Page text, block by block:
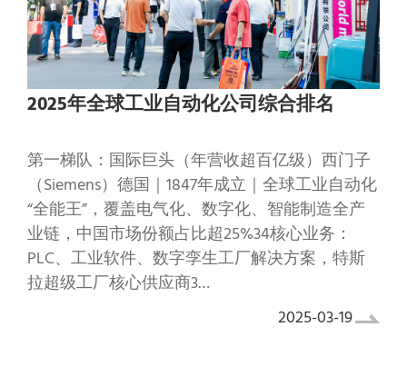
‌2025年全球工业自动化公司综合排名
‌第一梯队：国际巨头（年营收超百亿级）‌‌西门子
（Siemens）‌‌德国‌｜1847年成立｜全球工业自动化
“全能王”，覆盖电气化、数字化、智能制造全产
业链，中国市场份额占比超25%‌34‌核心业务‌：
PLC、工业软件、数字孪生工厂解决方案，特斯
拉超级工厂核心供应商‌3‌…
2025-03-19